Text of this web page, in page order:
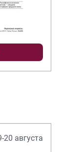
20 августа